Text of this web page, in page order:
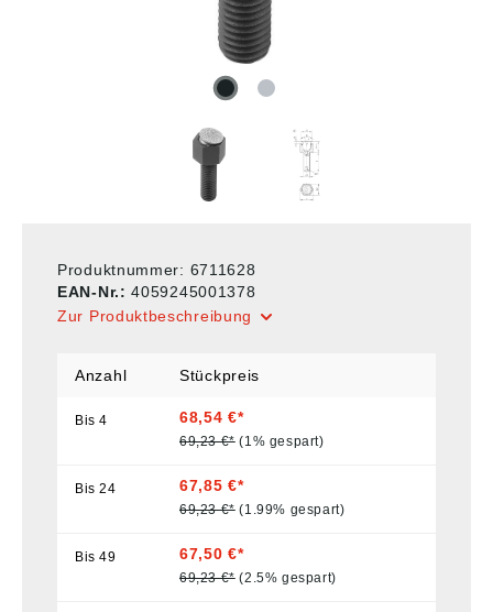
Produktnummer: 6711628
EAN-Nr.:4059245001378
Zur Produktbeschreibung
Anzahl Stückpreis
Bis4 68,54 €*
69,23 €* (1% gespart)
Bis24 67,85 €*
69,23 €* (1.99% gespart)
Bis49 67,50 €*
69,23 €* (2.5% gespart)